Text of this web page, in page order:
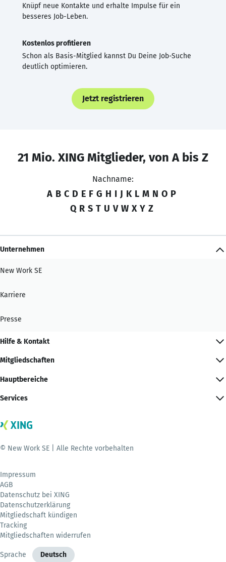
Knüpf neue Kontakte und erhalte Impulse für ein
besseres Job-Leben.
Kostenlos profitieren
Schon als Basis-Mitglied kannst Du Deine Job-Suche
deutlich optimieren.
Jetzt registrieren
21 Mio. XING Mitglieder, von A bis Z
Nachname:
A B C D E F G H I J K L M N O P
Q R S T U V W X Y Z
Unternehmen
New Work SE
Karriere
Presse
Hilfe & Kontakt
Mitgliedschaften
Hauptbereiche
Services
© New Work SE | Alle Rechte vorbehalten
Impressum
AGB
Datenschutz bei XING
Datenschutzerklärung
Mitgliedschaft kündigen
Tracking
Mitgliedschaften widerrufen
Sprache Deutsch